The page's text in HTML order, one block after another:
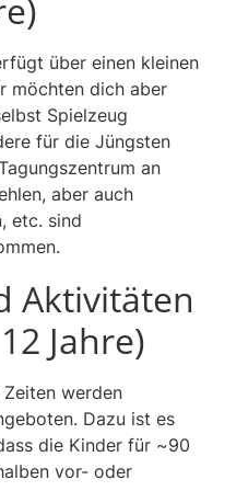
über einen kleinen
möchten dich aber
Spielzeug
für die Jüngsten
an
aber auch
etc. sind
Aktivitäten
Jahre)
werden
Dazu ist es
die Kinder für ~90
vor- oder